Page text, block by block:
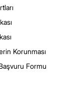
Korunması
Formu